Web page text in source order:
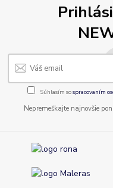
Súhlasím sospracovaním
Nepremeškajte najnovšie